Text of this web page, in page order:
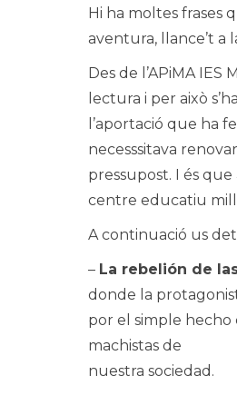
Hi ha moltes frases
aventura, llance’t a
Des de l’APiMA
lectura i per això
l’aportació que ha
necesssitava
pressupost. I és
centre educatiu
A continuació us
– La rebelión de
donde la
por el simple
machistas de
nuestra sociedad.